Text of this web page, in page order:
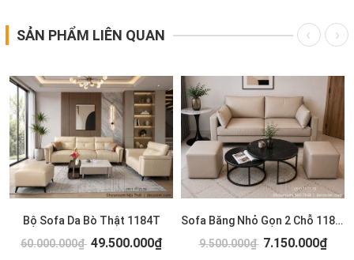
SẢN PHẨM LIÊN QUAN
Bộ Sofa Da Bò Thật 1184T
60.000.000₫ 49.500.000₫
Sofa Băng Nhỏ Gọn 2 Chỗ 1183T
9.500.000₫ 7.150.000₫